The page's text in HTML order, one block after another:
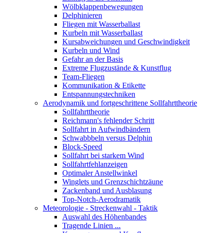
Wölbklappenbewegungen
Delphinieren
Fliegen mit Wasserballast
Kurbeln mit Wasserballast
Kursabweichungen und Geschwindigkeit
Kurbeln und Wind
Gefahr an der Basis
Extreme Flugzustände & Kunstflug
Team-Fliegen
Kommunikation & Etikette
Entspannungstechniken
Aerodynamik und fortgeschrittene Sollfahrttheorie
Sollfahrttheorie
Reichmann's fehlender Schritt
Sollfahrt in Aufwindbändern
Schwabbbeln versus Delphin
Block-Speed
Sollfahrt bei starkem Wind
Sollfahrtfehlanzeigen
Optimaler Anstellwinkel
Winglets und Grenzschichtzäune
Zackenband und Ausblasung
Top-Notch-Aerodramatik
Meteorologie - Streckenwahl - Taktik
Auswahl des Höhenbandes
Tragende Linien ...